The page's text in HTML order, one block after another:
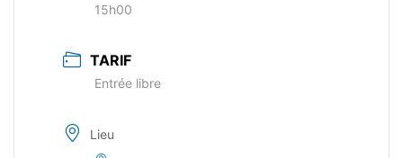
15h00
TARIF
Entrée libre
Lieu